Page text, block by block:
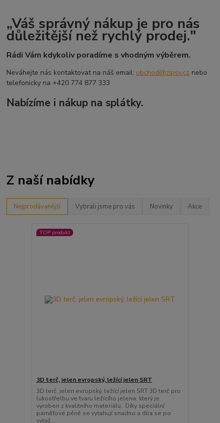
„Váš správný nákup je pro nás
důležitější než rychlý prodej."
Rádi Vám kdykoliv poradíme s vhodným výběrem.
Neváhejte nás kontaktovat na náš email: obchod@zipsy.cz nebo
telefonicky na +420 774 877 333
Nabízíme i nákup na splátky.
Z naší nabídky
Nejprodávanější Vybrali jsme pro vás Novinky Akce
TOP produkt
3D terč, jelen evropský, ležící jelen SRT
3D terč, jelen evropský, ležící jelen SRT 3D terč pro
lukostřelbu ve tvaru ležícího jelena, který je
vyroben z kvalitního materiálu. Díky speciální
paměťové pěně se vytahují snadno a díra se po
vytaž...